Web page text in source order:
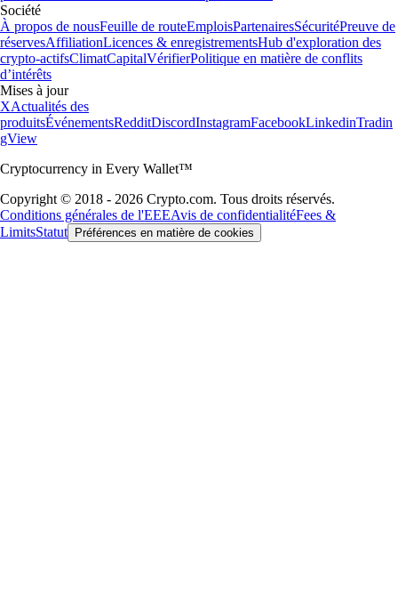
Société
À propos de nousFeuille de routeEmploisPartenairesSécuritéPreuve de
réservesAffiliationLicences & enregistrementsHub d'exploration des
crypto-actifsClimatCapitalVérifierPolitique en matière de conflits
d’intérêts
Mises à jour
XActualités des
produitsÉvénementsRedditDiscordInstagramFacebookLinkedinTradin
gView
Cryptocurrency in Every Wallet™
Copyright © 2018 - 2026 Crypto.com. Tous droits réservés.
Conditions générales de l'EEEAvis de confidentialitéFees &
LimitsStatut Préférences en matière de cookies